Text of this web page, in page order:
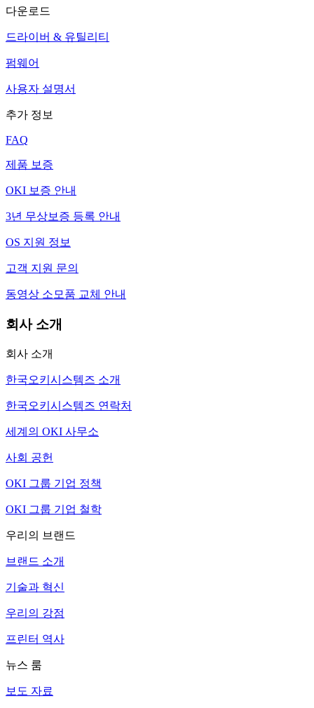
다운로드
드라이버 & 유틸리티
펌웨어
사용자 설명서
추가 정보
FAQ
제품 보증
OKI 보증 안내
3년 무상보증 등록 안내
OS 지원 정보
고객 지원 문의
동영상 소모품 교체 안내
회사 소개
회사 소개
한국오키시스템즈 소개
한국오키시스템즈 연락처
세계의 OKI 사무소
사회 공헌
OKI 그룹 기업 정책
OKI 그룹 기업 철학
우리의 브랜드
브랜드 소개
기술과 혁신
우리의 강점
프린터 역사
뉴스 룸
보도 자료